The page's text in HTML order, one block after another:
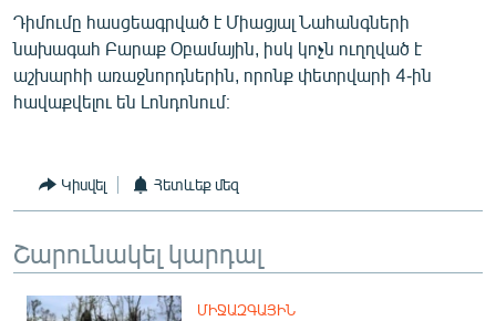
English
Русский
ՀԵՏԵՎԵՔ ՄԵԶ
«Ազատության» բոլոր կայքերը
Դիմումը հասցեագրված է Միացյալ Նահանգների
նախագահ Բարաք Օբամային, իսկ կոչն ուղղված է
աշխարհի առաջնորդներին, որոնք փետրվարի 4-ին
հավաքվելու են Լոնդոնում։
Կիսվել Հետևեք մեզ
Շարունակել կարդալ
ՄԻՋԱԶԳԱՅԻՆ